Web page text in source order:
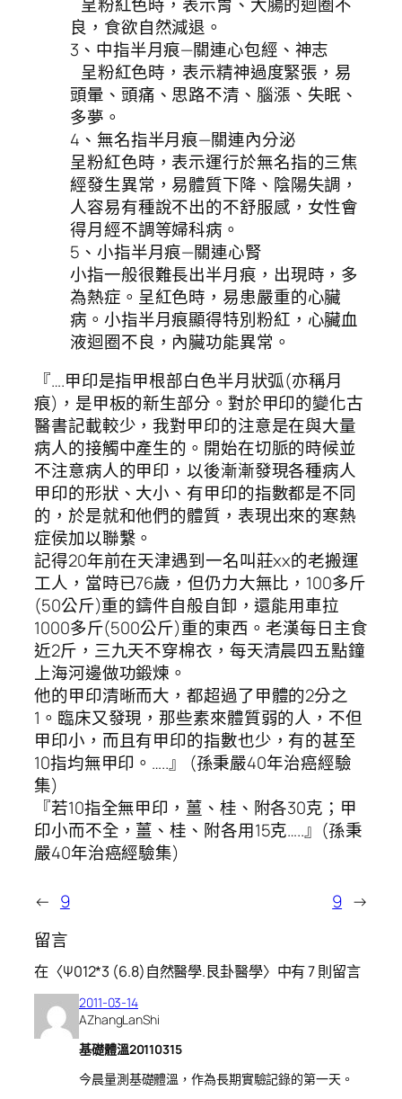
良，食欲自然減退。
3、中指半月痕—關連心包經、神志
呈粉紅色時，表示精神過度緊張，易
頭暈、頭痛、思路不清、腦漲、失眠、
多夢。
4、無名指半月痕—關連內分泌
呈粉紅色時，表示運行於無名指的三焦
經發生異常，易體質下降、陰陽失調，
人容易有種說不出的不舒服感，女性會
得月經不調等婦科病。
5、小指半月痕—關連心腎
小指一般很難長出半月痕，出現時，多
為熱症。呈紅色時，易患嚴重的心臟
病。小指半月痕顯得特別粉紅，心臟血
液迴圈不良，內臟功能異常。
『….甲印是指甲根部白色半月狀弧(亦稱月
痕)，是甲板的新生部分。對於甲印的變化古
醫書記載較少，我對甲印的注意是在與大量
病人的接觸中產生的。開始在切脈的時候並
不注意病人的甲印，以後漸漸發現各種病人
甲印的形狀、大小、有甲印的指數都是不同
的，於是就和他們的體質，表現出來的寒熱
症侯加以聯繫。
記得20年前在天津遇到一名叫莊xx的老搬運
工人，當時已76歲，但仍力大無比，100多斤
(50公斤)重的鑄件自般自卸，還能用車拉
1000多斤(500公斤)重的東西。老漢每日主食
近2斤，三九天不穿棉衣，每天清晨四五點鐘
上海河邊做功鍛煉。
他的甲印清晰而大，都超過了甲體的2分之
1。臨床又發現，那些素來體質弱的人，不但
甲印小，而且有甲印的指數也少，有的甚至
10指均無甲印。…..』 (孫秉嚴40年治癌經驗
集)
『若10指全無甲印，薑、桂、附各30克；甲
印小而不全，薑、桂、附各用15克…..』(孫秉
嚴40年治癌經驗集)
← 9 9 →
留言
在〈Ψ012*3 (6.8)自然醫學.艮卦醫學〉中有 7 則留言
2011-03-14
AZhangLanShi
基礎體溫20110315
今晨量測基礎體溫，作為長期實驗記錄的第一天。